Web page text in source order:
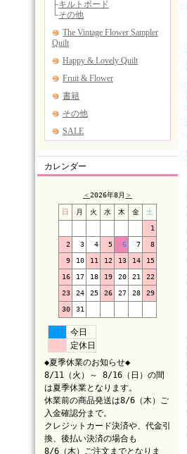
カレンダー
＜2026年8月 ＞
日 月 火 水 木 金 土
1
2 3 4 5 6 7 8
9 10 11 12 13 14 15
16 17 18 19 20 21 22
23 24 25 26 27 28 29
30 31
今日
定休日
◆夏季休業のお知らせ◆
8/11（火）～ 8/16（日）の間
は夏季休業となります。
休業前の商品発送は8/6（木）ご
入金確認分まで。
クレジットカード決済や、代金引
換、後払い決済の場合も
8/6（木）ご注文までとなりま